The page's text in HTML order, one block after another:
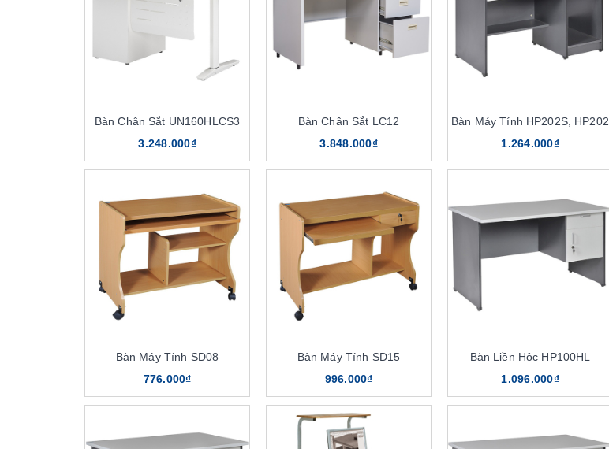
Bàn Chân Sắt UN160HLCS3
3.248.000₫
Bàn Chân Sắt LC12
3.848.000₫
Bàn Máy Tính HP202S, HP202
1.264.000₫
Bàn Máy Tính SD08
776.000₫
Bàn Máy Tính SD15
996.000₫
Bàn Liền Hộc HP100HL
1.096.000₫